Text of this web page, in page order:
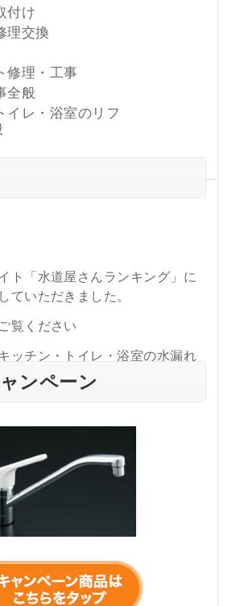
付け
理交換
修理・工事
全般
イレ・浴室のリフ
ト「水道屋さんランキング」に
ていただきました。
覧ください
ッチン・トイレ・浴室の水漏れ
業者の比較は水道屋さんランキ
のご案内
：00～PM9：00迄になりま
願い申し上げます。
ンペーン